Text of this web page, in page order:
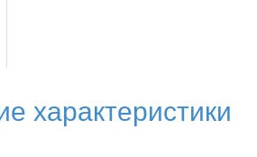
характеристики